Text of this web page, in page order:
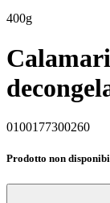
400g
0100177300260
Prodotto non